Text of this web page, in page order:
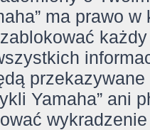
ma prawo
Yamaha” ani